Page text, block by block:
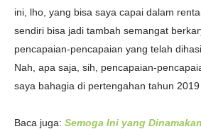
ini, lho, yang bisa saya capai dalam
sendiri bisa jadi tambah semangat
pencapaian-pencapaian yang telah
Nah, apa saja, sih, pencapaian-
saya bahagia di pertengahan tahun
Baca juga: Semoga Ini yang